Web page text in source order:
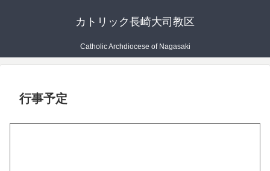
カトリック長崎大司教区
Catholic Archdiocese of Nagasaki
行事予定